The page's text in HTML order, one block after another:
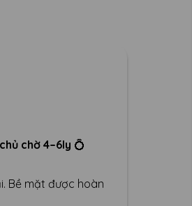
chờ 4–6ly 💍
Bề mặt được hoàn